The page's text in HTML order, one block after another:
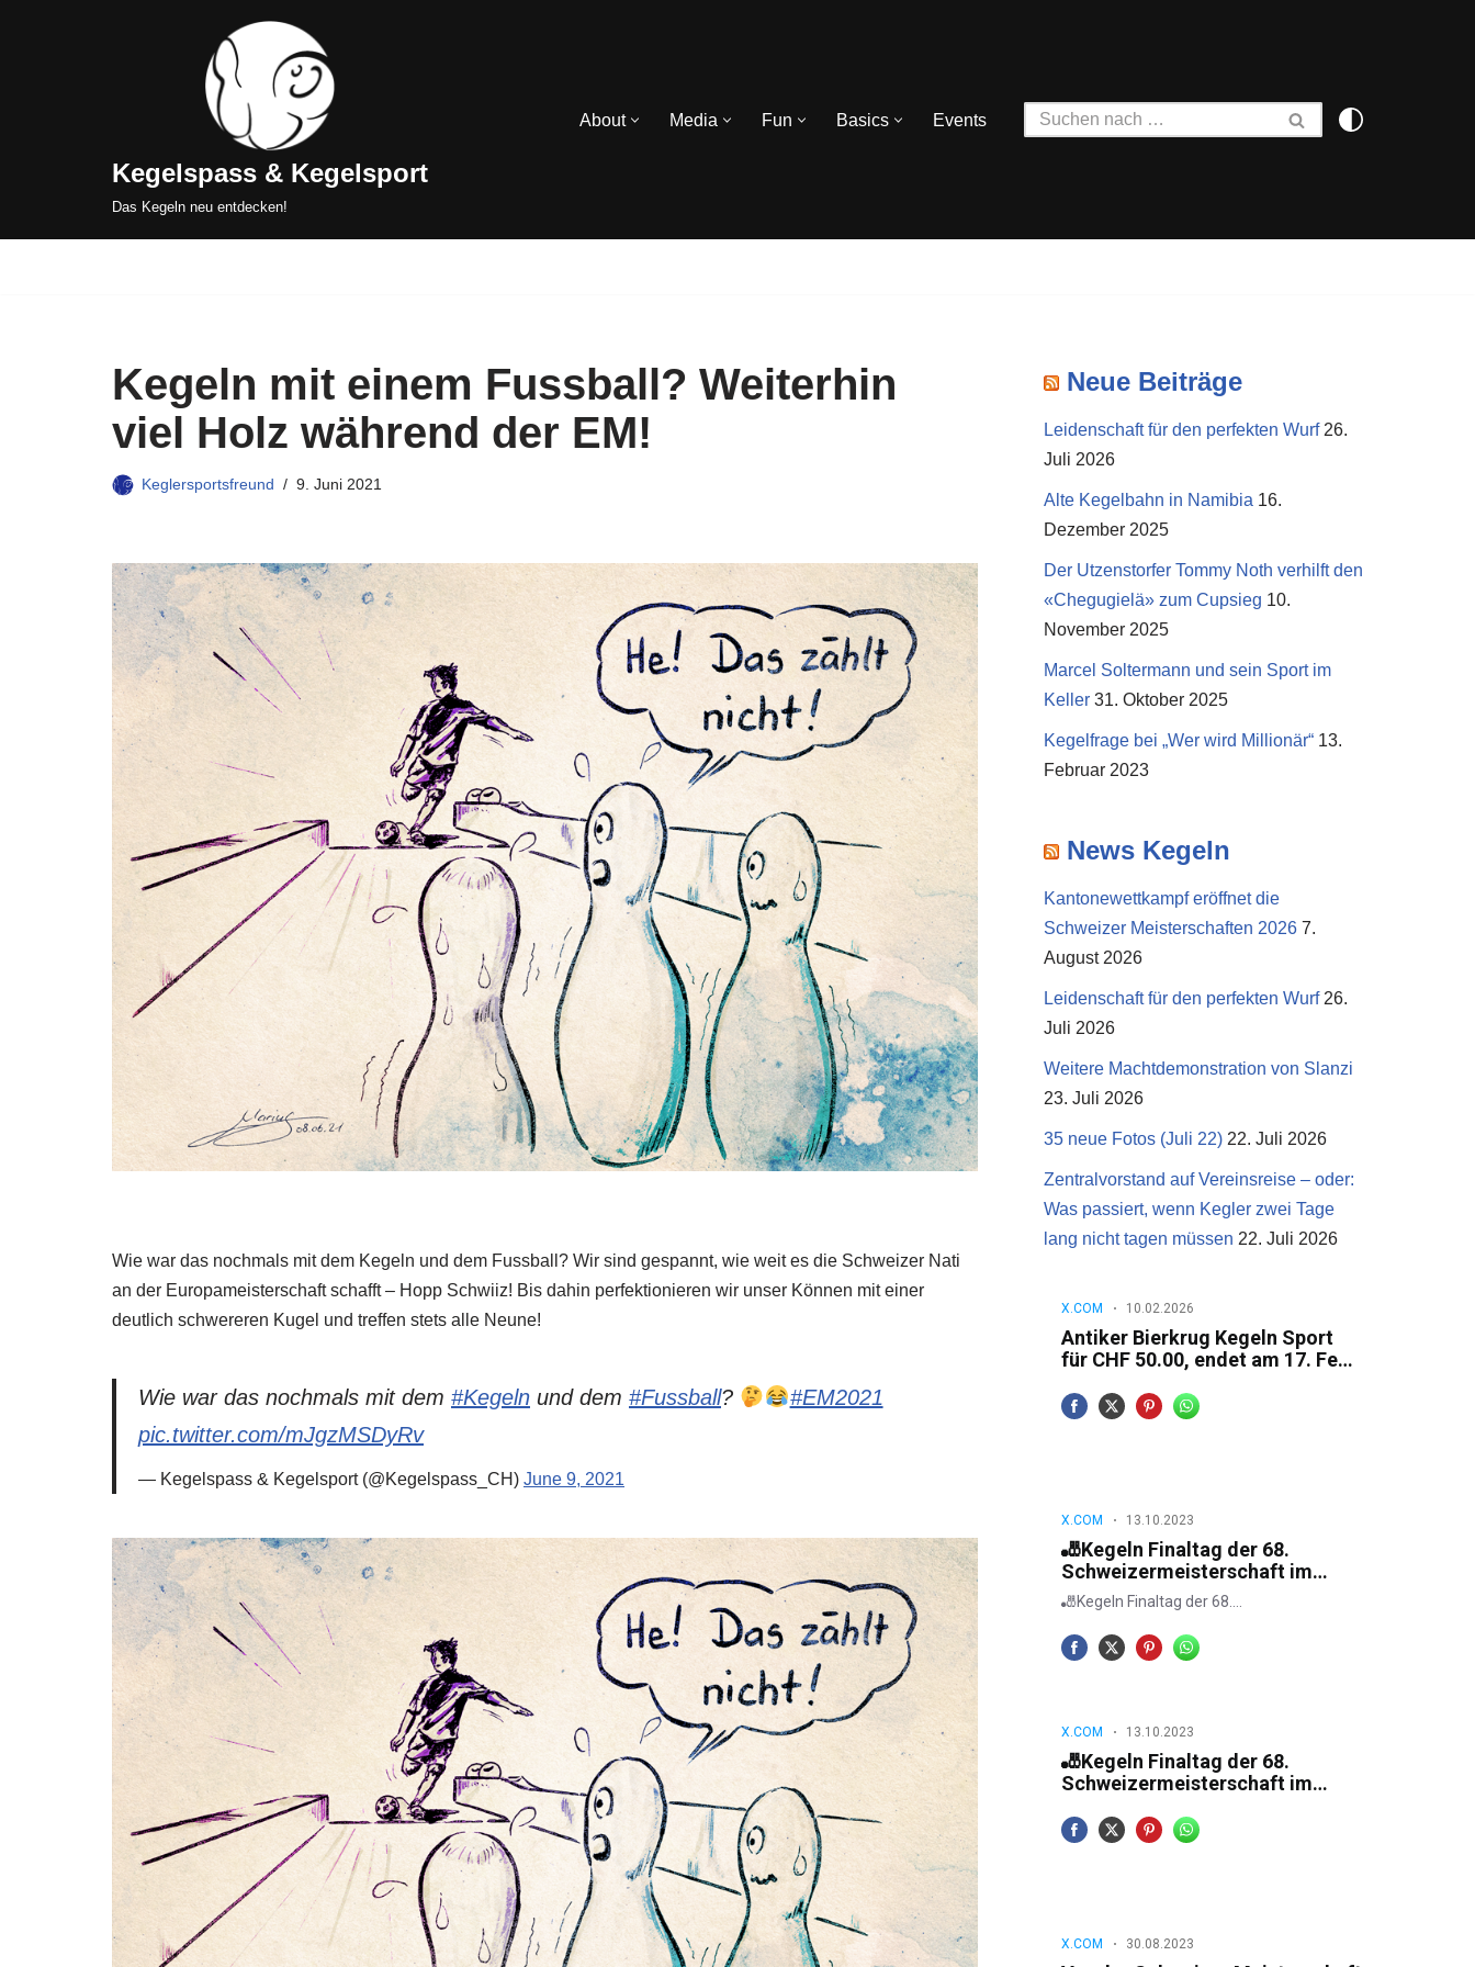
Kegelspass & Kegelsport
Das Kegeln neu entdecken!
About Media Fun Basics Events
Kegeln mit einem Fussball? Weiterhin
viel Holz während der EM!
Keglersportsfreund 9. Juni 2021
Wie war das nochmals mit dem Kegeln und dem Fussball? Wir sind gespannt, wie weit es die Schweizer Nati
an der Europameisterschaft schafft – Hopp Schwiiz! Bis dahin perfektionieren wir unser Können mit einer
deutlich schwereren Kugel und treffen stets alle Neune!
Wie war das nochmals mit dem #Kegeln und dem #Fussball?
#EM2021
pic.twitter.com/mJgzMSDyRv
— Kegelspass & Kegelsport (@Kegelspass_CH) June 9, 2021
Neue Beiträge
Leidenschaft für den perfekten Wurf 26.
Juli 2026
Alte Kegelbahn in Namibia 16.
Dezember 2025
Der Utzenstorfer Tommy Noth verhilft den
«Chegugielä» zum Cupsieg 10.
November 2025
Marcel Soltermann und sein Sport im
Keller 31. Oktober 2025
Kegelfrage bei „Wer wird Millionär“ 13.
Februar 2023
News Kegeln
Kantonewettkampf eröffnet die
Schweizer Meisterschaften 2026 7.
August 2026
Leidenschaft für den perfekten Wurf 26.
Juli 2026
Weitere Machtdemonstration von Slanzi
23. Juli 2026
35 neue Fotos (Juli 22) 22. Juli 2026
Zentralvorstand auf Vereinsreise – oder:
Was passiert, wenn Kegler zwei Tage
lang nicht tagen müssen 22. Juli 2026